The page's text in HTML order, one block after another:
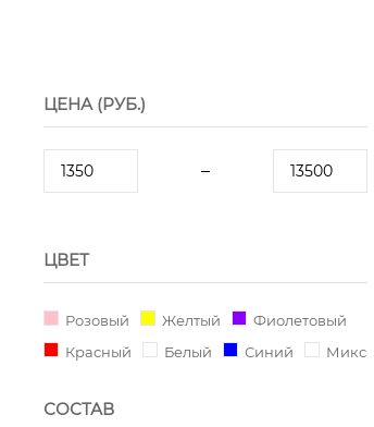
ЦЕНА (РУБ.)
ЦВЕТ
Розовый Желтый
Фиолетовый
Красный
Белый Синий Микс
СОСТАВ